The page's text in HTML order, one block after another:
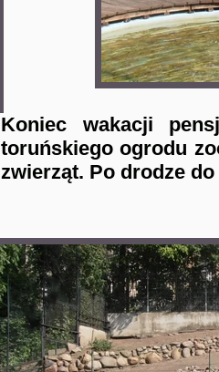
Koniec wakacji
toruńskiego ogrodu
zwierząt. Po drodze